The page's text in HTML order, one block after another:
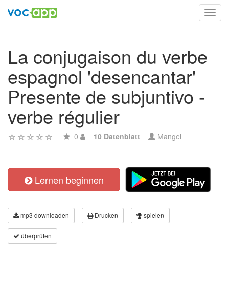
La conjugaison du verbe
espagnol 'desencantar'
Presente de subjuntivo -
verbe régulier
0 10 Datenblatt Mangel
Lernen beginnen
mp3 downloaden Drucken spielen
überprüfen